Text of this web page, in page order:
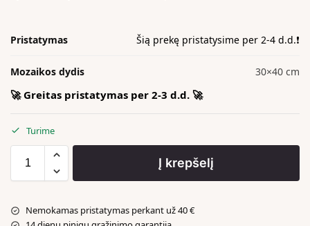
Pristatymas Šią prekę pristatysime per 2-4 d.d.❗️
Mozaikos dydis 30×40 cm
🚀 Greitas pristatymas per 2-3 d.d. 🚀
Turime
Į krepšelį
Nemokamas pristatymas perkant už 40 €